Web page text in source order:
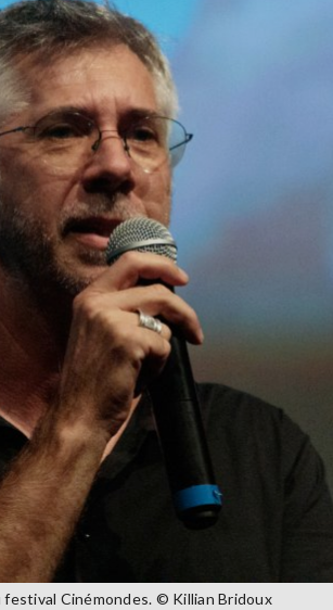
Cinémondes. © Killian Bridoux